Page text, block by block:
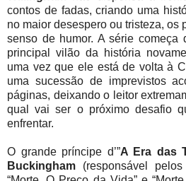
contos de fadas, criando uma
no maior desespero ou tristeza, os
senso de humor. A série começa
principal vilão da história
uma vez que ele está de volta à
uma sucessão de imprevistos
páginas, deixando o leitor
qual vai ser o próximo desafio
enfrentar.
O grande príncipe d’”A Era das
Buckingham (responsável